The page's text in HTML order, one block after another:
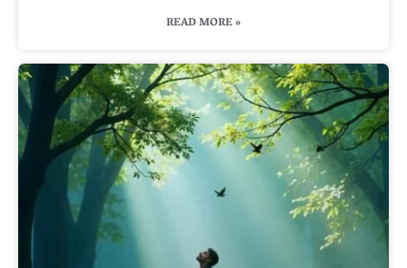
READ MORE »